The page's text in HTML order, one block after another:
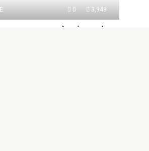
0 3,949
accompagnò mio padre,